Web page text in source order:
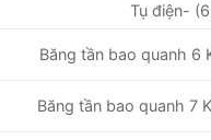
Tụ điện-
Băng tần bao quanh 6
Băng tần bao quanh 7